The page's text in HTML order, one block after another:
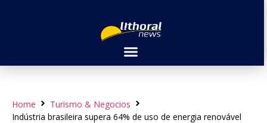
Home
Turismo & Negocios
Indústria brasileira supera 64% de uso de energia renovável